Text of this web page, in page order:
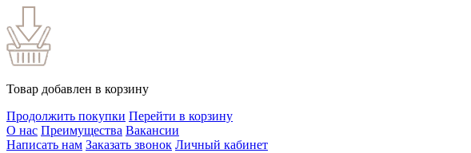
Товар добавлен в корзину
Продолжить покупки Перейти в корзину
О нас Преимущества Вакансии
Написать нам Заказать звонок Личный кабинет